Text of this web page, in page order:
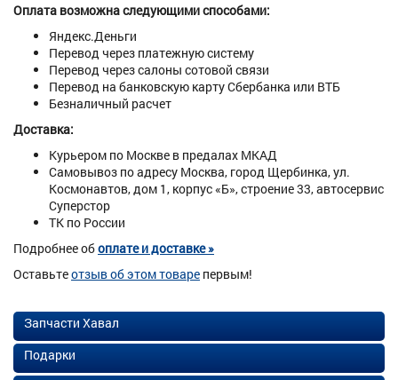
Оплата возможна следующими способами:
Яндекс.Деньги
Перевод через платежную систему
Перевод через салоны сотовой связи
Перевод на банковскую карту Сбербанка или ВТБ
Безналичный расчет
Доставка:
Курьером по Москве в предалах МКАД
Самовывоз по адресу Москва, город Щербинка, ул.
Космонавтов, дом 1, корпус «Б», строение 33, автосервис
Суперстор
ТК по России
Подробнее обоплате и доставке »
Оставьтеотзыв об этом товаре первым!
Запчасти Хавал
Подарки